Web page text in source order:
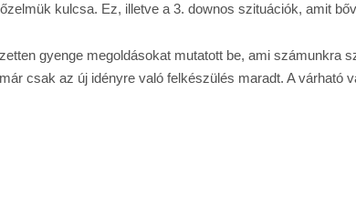
kulcsa. Ez, illetve a 3. downos szituációk, amit
gyenge megoldásokat mutatott be, ami
csak az új idényre való felkészülés maradt. A